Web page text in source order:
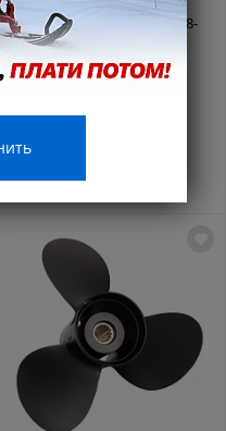
ВИНТ ГРЕБНОЙ TOHATSU 8-
9.8; 3X8,5X6,5 в Энгельсе
2 917 ₽ 4600 руб.